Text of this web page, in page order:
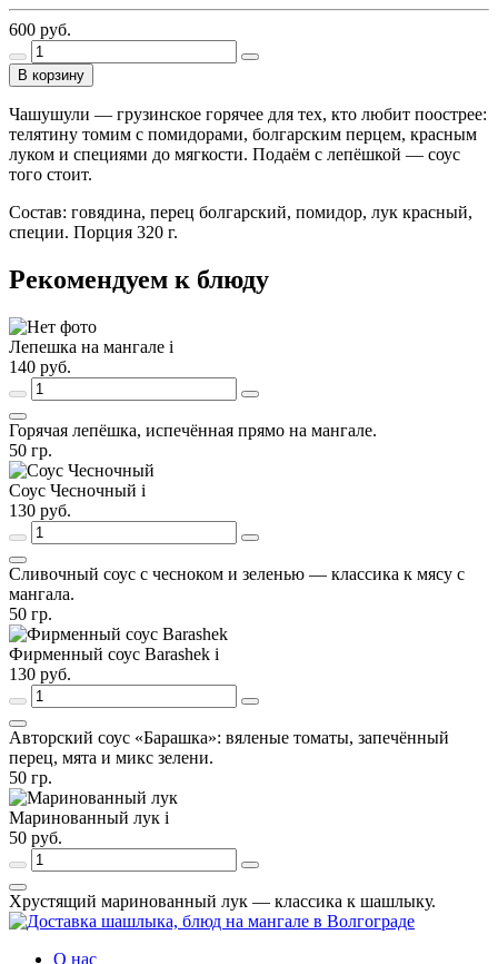
600 руб.
В корзину
Чашушули — грузинское горячее для тех, кто любит поострее:
телятину томим с помидорами, болгарским перцем, красным
луком и специями до мягкости. Подаём с лепёшкой — соус
того стоит.
Состав: говядина, перец болгарский, помидор, лук красный,
специи. Порция 320 г.
Рекомендуем к блюду
Лепешка на мангале i
140 руб.
Горячая лепёшка, испечённая прямо на мангале.
50 гр.
Соус Чесночный i
130 руб.
Сливочный соус с чесноком и зеленью — классика к мясу с
мангала.
50 гр.
Фирменный соус Barashek i
130 руб.
Авторский соус «Барашка»: вяленые томаты, запечённый
перец, мята и микс зелени.
50 гр.
Маринованный лук i
50 руб.
Хрустящий маринованный лук — классика к шашлыку.
О нас